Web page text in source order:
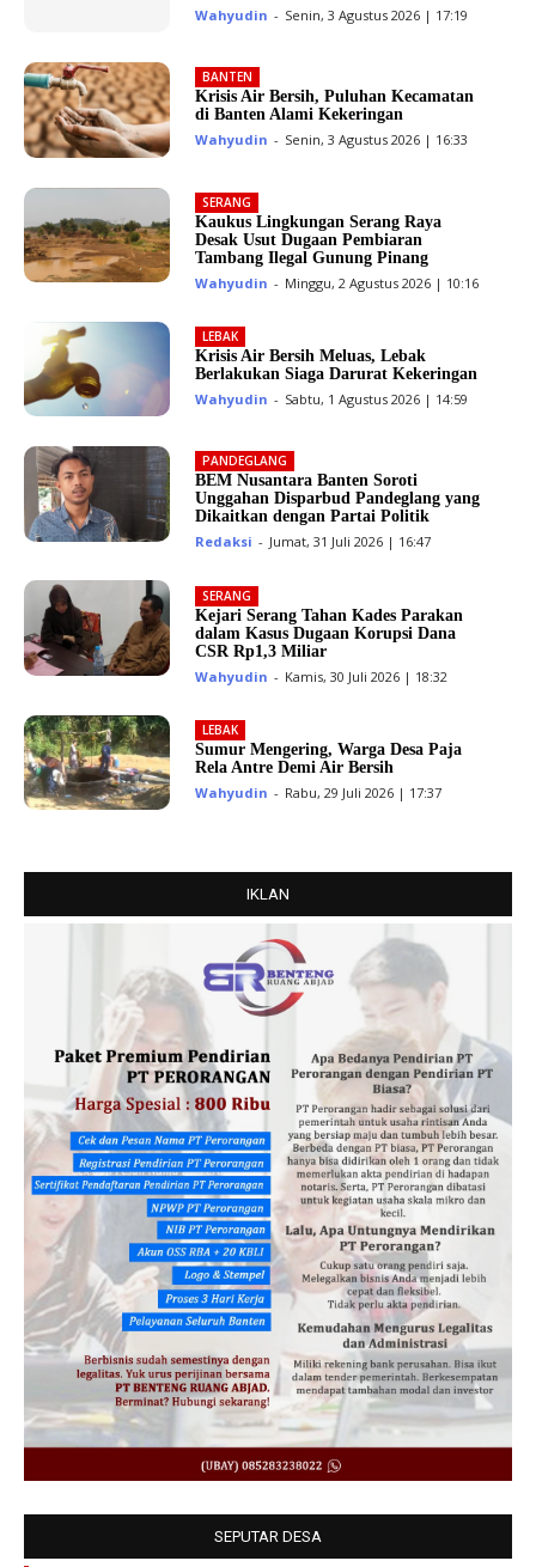
Wahyudin - Senin, 3 Agustus 2026 | 17:19
BANTEN
Krisis Air Bersih, Puluhan Kecamatan
di Banten Alami Kekeringan
Wahyudin - Senin, 3 Agustus 2026 | 16:33
SERANG
Kaukus Lingkungan Serang Raya
Desak Usut Dugaan Pembiaran
Tambang Ilegal Gunung Pinang
Wahyudin - Minggu, 2 Agustus 2026 | 10:16
LEBAK
Krisis Air Bersih Meluas, Lebak
Berlakukan Siaga Darurat Kekeringan
Wahyudin - Sabtu, 1 Agustus 2026 | 14:59
PANDEGLANG
BEM Nusantara Banten Soroti
Unggahan Disparbud Pandeglang yang
Dikaitkan dengan Partai Politik
Redaksi - Jumat, 31 Juli 2026 | 16:47
SERANG
Kejari Serang Tahan Kades Parakan
dalam Kasus Dugaan Korupsi Dana
CSR Rp1,3 Miliar
Wahyudin - Kamis, 30 Juli 2026 | 18:32
LEBAK
Sumur Mengering, Warga Desa Paja
Rela Antre Demi Air Bersih
Wahyudin - Rabu, 29 Juli 2026 | 17:37
IKLAN
SEPUTAR DESA